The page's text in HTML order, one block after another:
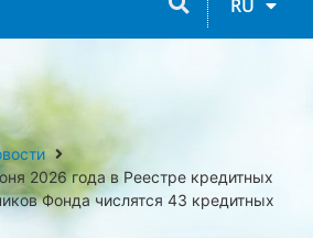
RU
EN
2026 года в Реестре кредитных
Фонда числятся 43 кредитных